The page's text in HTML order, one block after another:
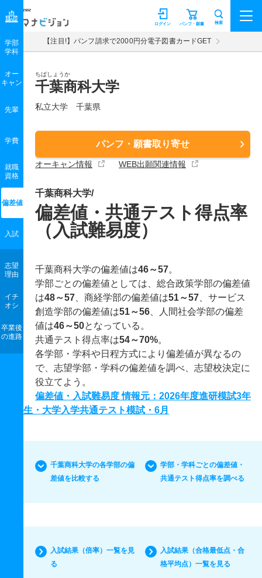
マナビジョン パンフ・願書
ログイン 検索
【注目!】パンフ請求で2000円分電子図書カードGET
ちばしょうか
千葉商科大学
私立大学 千葉県
パンフ・願書取り寄せ
オーキャン情報 WEB出願関連情報
学部
学科
オー
キャン
先輩
学費
就職
資格
偏差値
入試
志望
理由
イチ
オシ
卒業後
の進路
千葉商科大学/
偏差値・共通テスト得点率
（入試難易度）
千葉商科大学の偏差値は46～57。
学部ごとの偏差値としては、総合政策学部の偏差値
は48～57 、商経学部の偏差値は51～57 、サービス
創造学部の偏差値は51～56 、人間社会学部の偏差
値は46～50となっている。
共通テスト得点率は54～70%。
各学部・学科や日程方式により偏差値が異なるの
で、志望学部・学科の偏差値を調べ、志望校決定に
役立てよう。
偏差値・入試難易度 情報元：2026年度進研模試3年
生・大学入学共通テスト模試・6月
千葉商科大学の各学部の偏
差値を比較する
学部・学科ごとの偏差値・
共通テスト得点率を調べる
入試結果（倍率）一覧を見
る
入試結果（合格最低点・合
格平均点）一覧を見る